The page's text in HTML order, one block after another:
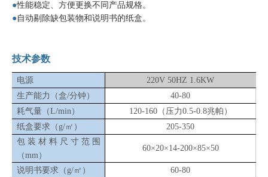
●性能稳定、方便更换不同产品规格。
●自动剔除缺包装物和说明书的纸盒。
技术参数
电源
220V 50HZ 1.6KW
生产能力（盒/分钟）
40-80
耗气量（L/min）
120-160（压力0.5-0.8兆帕）
纸盒要求（g/㎡）
205-350
包装材料尺寸范围
（mm）
60×20×14-200×85×50
说明书要求（g/㎡） 60-80